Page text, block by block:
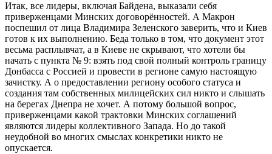
Итак, все лидеры, включая Байдена, выказали себя
приверженцами Минских договорённостей. А Макрон
поспешил от лица Владимира Зеленского заверить, что и Киев
готов к их выполнению. Беда только в том, что документ этот
весьма расплывчат, а в Киеве не скрывают, что хотели бы
начать с пункта № 9: взять под свой полный контроль границу
Донбасса с Россией и провести в регионе самую настоящую
зачистку. А о предоставлении региону особого статуса и
создания там собственных милицейских сил никто и слышать
на берегах Днепра не хочет. А потому большой вопрос,
приверженцами какой трактовки Минских соглашений
являются лидеры коллективного Запада. Но до такой
неудобной во многих смыслах конкретики никто не
опускается.